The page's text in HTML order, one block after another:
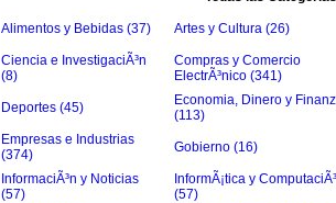
Alimentos y Bebidas (37) Artes y Cultura (26)
Ciencia e InvestigaciÃ³n
(8)
Compras y Comercio
ElectrÃ³nico (341)
Deportes (45)
Economia, Dinero y
(113)
Empresas e Industrias
(374)
Gobierno (16)
InformaciÃ³n y Noticias
(57)
InformÃ¡tica y
(57)